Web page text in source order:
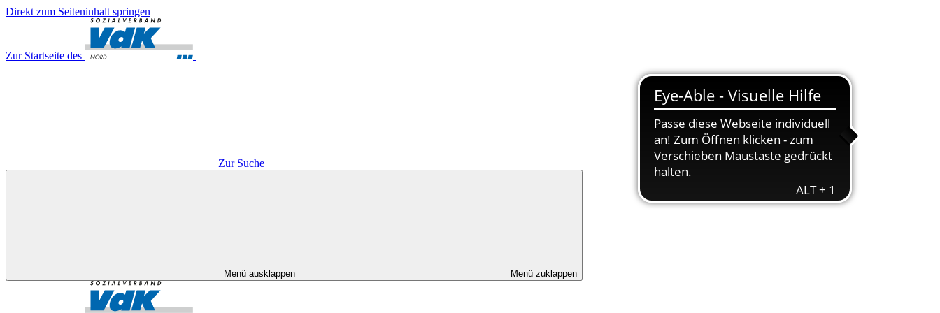
Direkt zum Seiteninhalt springen
Zur Startseite des
Zur Suche
Menü ausklappen Menü zuklappen